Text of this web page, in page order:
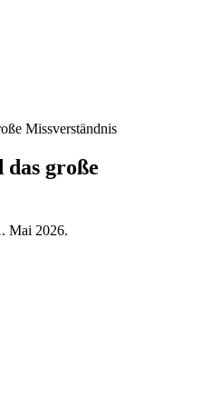
Missverständnis
große
Mai 2026.